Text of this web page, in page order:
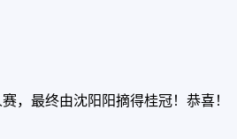
，最终由沈阳阳摘得桂冠！恭喜！